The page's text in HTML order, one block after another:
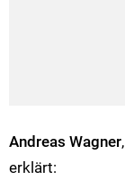
Andreas Wagner
erklärt: